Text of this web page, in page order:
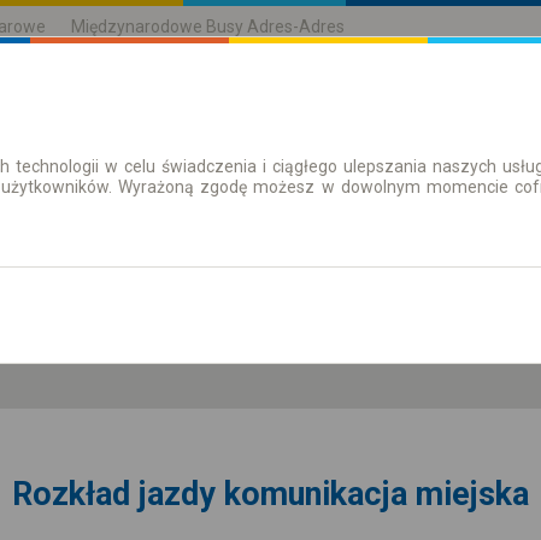
Międzynarodowe Busy Adres-Adres
| Bilety Bilety okresowe
Rozkład jazdy komunikacja miejska
technologii w celu świadczenia i ciągłego ulepszania naszych
Wyrażoną zgodę możesz w dowolnym momencie